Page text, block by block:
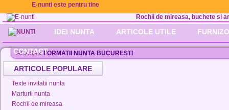
E-nunti este pentru tine
Rochii de mireasa, buchete si
IDEI NUNTA ARTICOLE UTILE
CONTACT
ACASA»FORMATII NUNTA BUCURESTI
ARTICOLE POPULARE
Texte invitatii nunta
Marturii nunta
Rochii de mireasa